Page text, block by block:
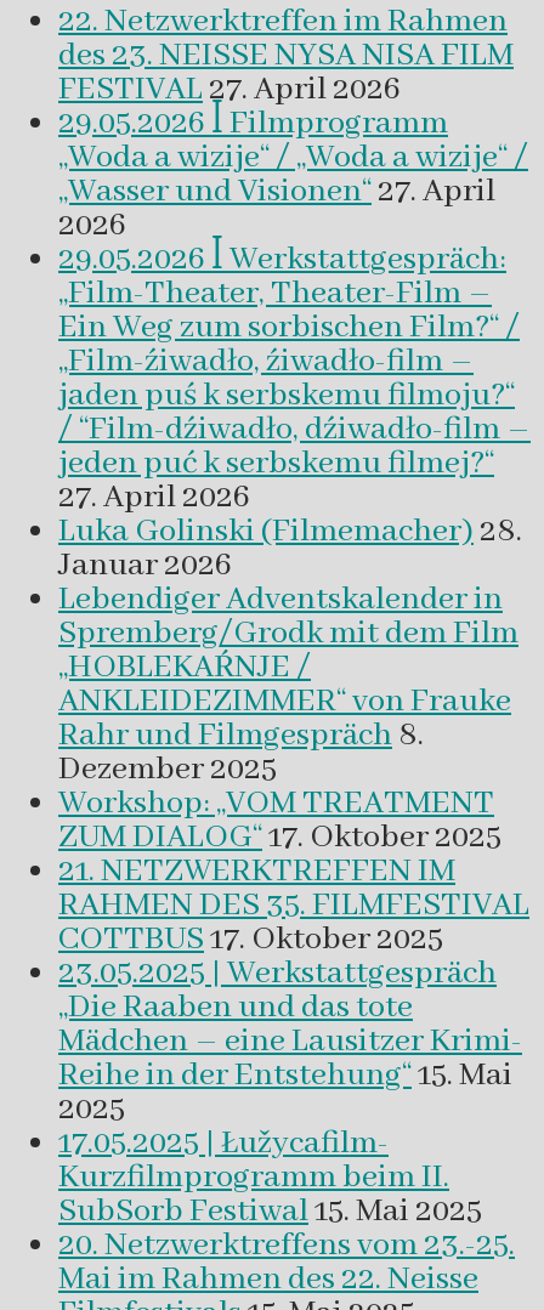
22. Netzwerktreffen im Rahmen
des 23. NEISSE NYSA NISA FILM
FESTIVAL27. April 2026
29.05.2026 ꟾ Filmprogramm
„Woda a wizije“ / „Woda a wizije“ /
„Wasser und Visionen“27. April
2026
29.05.2026 ꟾ Werkstattgespräch:
„Film-Theater, Theater-Film –
Ein Weg zum sorbischen Film?“ /
„Film-źiwadło, źiwadło-film –
jaden puś k serbskemu filmoju?“
/ “Film-dźiwadło, dźiwadło-film –
jeden puć k serbskemu filmej?“
27. April 2026
Luka Golinski (Filmemacher)28.
Januar 2026
Lebendiger Adventskalender in
Spremberg/Grodk mit dem Film
„HOBLEKAŔNJE /
ANKLEIDEZIMMER“ von Frauke
Rahr und Filmgespräch 8.
Dezember 2025
Workshop: „VOM TREATMENT
ZUM DIALOG“17. Oktober 2025
21. NETZWERKTREFFEN IM
RAHMEN DES 35. FILMFESTIVAL
COTTBUS17. Oktober 2025
23.05.2025 | Werkstattgespräch
„Die Raaben und das tote
Mädchen – eine Lausitzer Krimi-
Reihe in der Entstehung“15. Mai
2025
17.05.2025 | Łužycafilm-
Kurzfilmprogramm beim II.
SubSorb Festiwal15. Mai 2025
20. Netzwerktreffens vom 23.-25.
Mai im Rahmen des 22. Neisse